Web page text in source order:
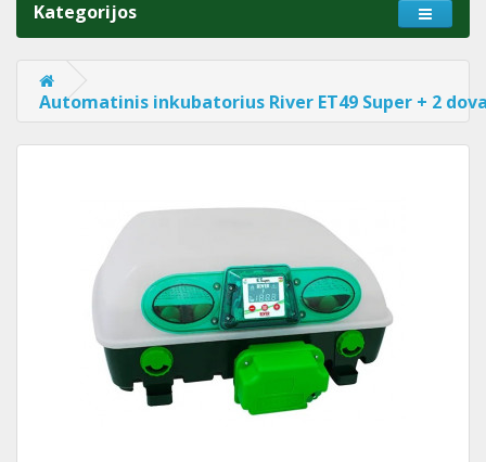
Kategorijos
Automatinis inkubatorius River ET49 Super + 2